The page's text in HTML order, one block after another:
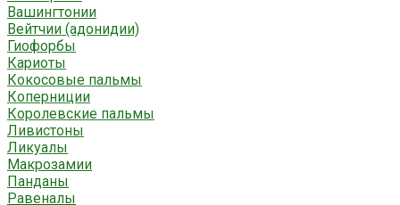
Вашингтонии
Вейтчии (адонидии)
Гиофорбы
Кариоты
Кокосовые пальмы
Коперниции
Королевские пальмы
Ливистоны
Ликуалы
Макрозамии
Панданы
Равеналы